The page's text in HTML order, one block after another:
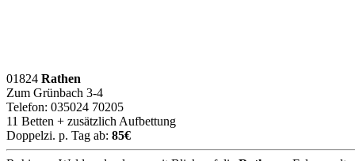
01824 Rathen
Zum Grünbach 3-4
Telefon: 035024 70205
11 Betten + zusätzlich Aufbettung
Doppelzi. p. Tag ab: 85€